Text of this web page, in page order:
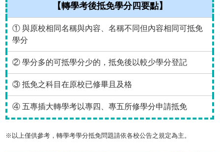
【轉學考後抵免學分四要點】
① 與原校相同名稱與內容、名稱不同但內容相同可抵免
學分
② 學分多的可抵學分少的，抵免後以較少學分登記
③ 抵免之科目在原校已修畢且及格
④ 五專插大轉學考以專四、專五所修學分申請抵免
※以上僅供參考，轉學考學分抵免問題請依各校公告之規定為主。